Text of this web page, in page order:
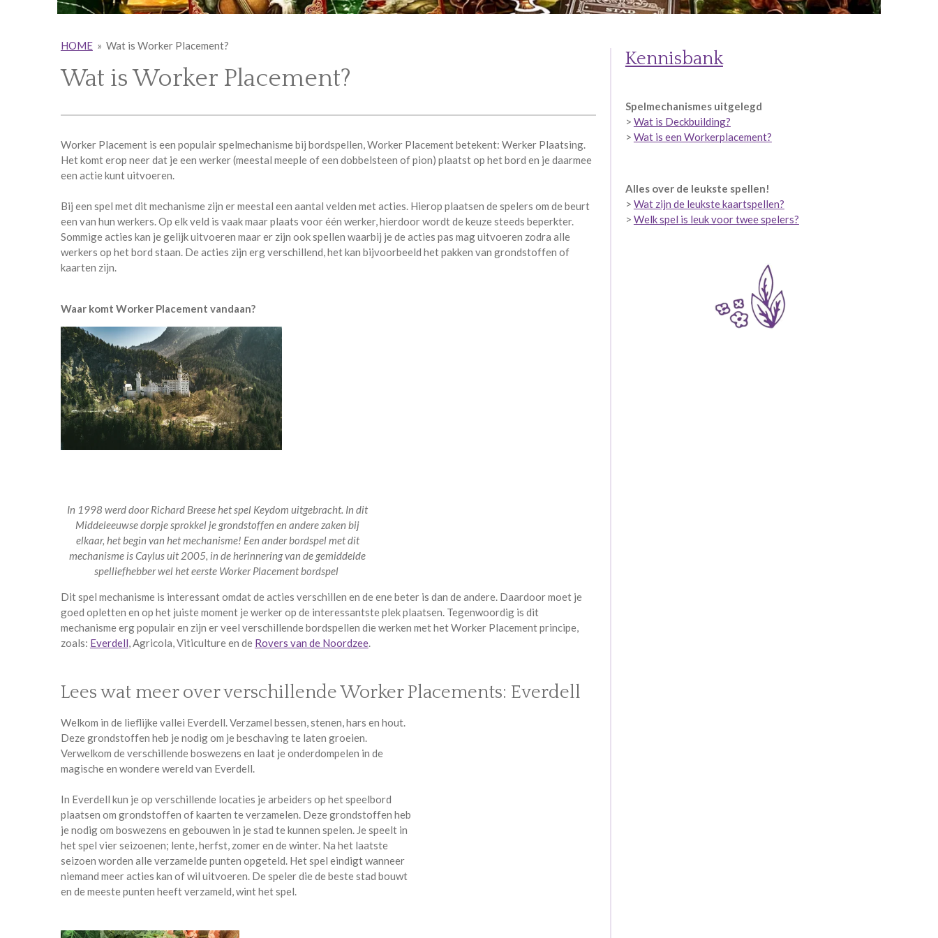
HOME » Wat is Worker Placement?
Wat is Worker Placement?
Worker Placement is een populair spelmechanisme bij bordspellen, Worker Placement betekent: Werker Plaatsing.
Het komt erop neer dat je een werker (meestal meeple of een dobbelsteen of pion) plaatst op het bord en je daarmee
een actie kunt uitvoeren.
Bij een spel met dit mechanisme zijn er meestal een aantal velden met acties. Hierop plaatsen de spelers om de beurt
een van hun werkers. Op elk veld is vaak maar plaats voor één werker, hierdoor wordt de keuze steeds beperkter.
Sommige acties kan je gelijk uitvoeren maar er zijn ook spellen waarbij je de acties pas mag uitvoeren zodra alle
werkers op het bord staan. De acties zijn erg verschillend, het kan bijvoorbeeld het pakken van grondstoffen of
kaarten zijn.
Waar komt Worker Placement vandaan?
In 1998 werd door Richard Breese het spel Keydom uitgebracht. In dit
Middeleeuwse dorpje sprokkel je grondstoffen en andere zaken bij
elkaar, het begin van het mechanisme! Een ander bordspel met dit
mechanisme is Caylus uit 2005, in de herinnering van de gemiddelde
spelliefhebber wel het eerste Worker Placement bordspel
Dit spel mechanisme is interessant omdat de acties verschillen en de ene beter is dan de andere. Daardoor moet je
goed opletten en op het juiste moment je werker op de interessantste plek plaatsen. Tegenwoordig is dit
mechanisme erg populair en zijn er veel verschillende bordspellen die werken met het Worker Placement principe,
zoals: Everdell, Agricola, Viticulture en de Rovers van de Noordzee.
Lees wat meer over verschillende Worker Placements: Everdell
Welkom in de lieflijke vallei Everdell. Verzamel bessen, stenen, hars en hout.
Deze grondstoffen heb je nodig om je beschaving te laten groeien.
Verwelkom de verschillende boswezens en laat je onderdompelen in de
magische en wondere wereld van Everdell.
In Everdell kun je op verschillende locaties je arbeiders op het speelbord
plaatsen om grondstoffen of kaarten te verzamelen. Deze grondstoffen heb
je nodig om boswezens en gebouwen in je stad te kunnen spelen. Je speelt in
het spel vier seizoenen; lente, herfst, zomer en de winter. Na het laatste
seizoen worden alle verzamelde punten opgeteld. Het spel eindigt wanneer
niemand meer acties kan of wil uitvoeren. De speler die de beste stad bouwt
en de meeste punten heeft verzameld, wint het spel.
Kennisbank
Spelmechanismes uitgelegd
> Wat is Deckbuilding?
> Wat is een Workerplacement?
Alles over de leukste spellen!
> Wat zijn de leukste kaartspellen?
> Welk spel is leuk voor twee spelers?